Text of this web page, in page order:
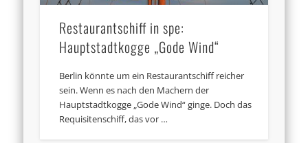
Restaurantschiff in spe:
Hauptstadtkogge „Gode Wind“
Berlin könnte um ein Restaurantschiff reicher
sein. Wenn es nach den Machern der
Hauptstadtkogge „Gode Wind“ ginge. Doch das
Requisitenschiff, das vor …